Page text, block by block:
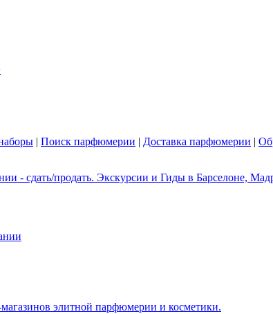
| Поиск парфюмерии | Доставка парфюмерии |
- сдать/продать. Экскурсии и Гиды в Барселоне,